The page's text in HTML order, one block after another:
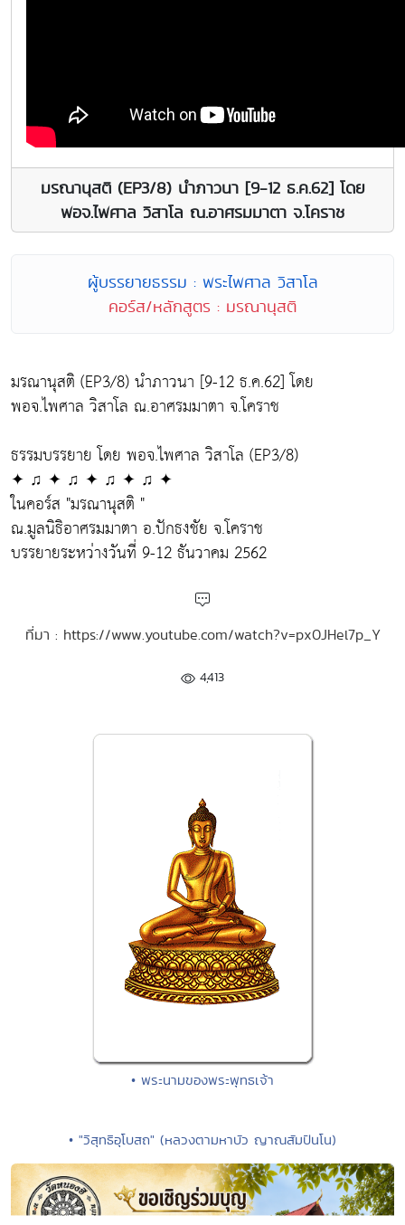
มรณานุสติ (EP3/8) นำภาวนา [9-12 ธ.ค.62] โดย
พอจ.ไพศาล วิสาโล ณ.อาศรมมาตา จ.โคราช
ผู้บรรยายธรรม : พระไพศาล วิสาโล
คอร์ส/หลักสูตร : มรณานุสติ
มรณานุสติ (EP3/8) นำภาวนา [9-12 ธ.ค.62] โดย
พอจ.ไพศาล วิสาโล ณ.อาศรมมาตา จ.โคราช
ธรรมบรรยาย โดย พอจ.ไพศาล วิสาโล (EP3/8)
✦ ♫ ✦ ♫ ✦ ♫ ✦ ♫ ✦
ในคอร์ส "มรณานุสติ "
ณ.มูลนิธิอาศรมมาตา อ.ปักธงชัย จ.โคราช
บรรยายระหว่างวันที่ 9-12 ธันวาคม 2562
ที่มา : https://www.youtube.com/watch?v=px0JHel7p_Y
4,413
• พระนามของพระพุทธเจ้า
• "วิสุทธิอุโบสถ" (หลวงตามหาบัว ญาณสัมปันโน)